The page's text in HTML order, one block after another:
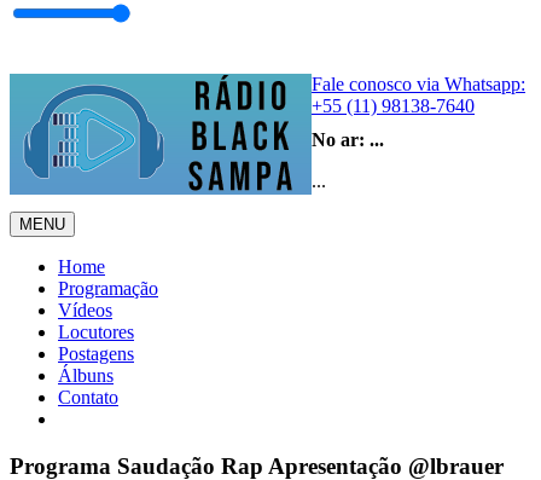
Fale conosco via Whatsapp:
+55 (11) 98138-7640
No ar: ...
...
MENU
Home
Programação
Vídeos
Locutores
Postagens
Álbuns
Contato
Programa Saudação Rap Apresentação @lbrauer ​